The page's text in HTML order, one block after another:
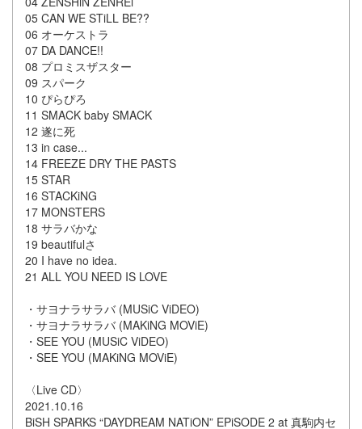
05 CAN WE STiLL BE??
06 オーケストラ
07 DA DANCE!!
08 プロミスザスター
09 スパーク
10 ぴらぴろ
11 SMACK baby SMACK
12 遂に死
13 in case...
14 FREEZE DRY THE PASTS
15 STAR
16 STACKiNG
17 MONSTERS
18 サラバかな
19 beautifulさ
20 I have no idea.
21 ALL YOU NEED IS LOVE
・サヨナラサラバ (MUSiC ViDEO)
・サヨナラサラバ (MAKiNG MOViE)
・SEE YOU (MUSiC ViDEO)
・SEE YOU (MAKiNG MOViE)
〈Live CD〉
2021.10.16
BiSH SPARKS “DAYDREAM NATiON” EPiSODE 2 at 真駒内セ